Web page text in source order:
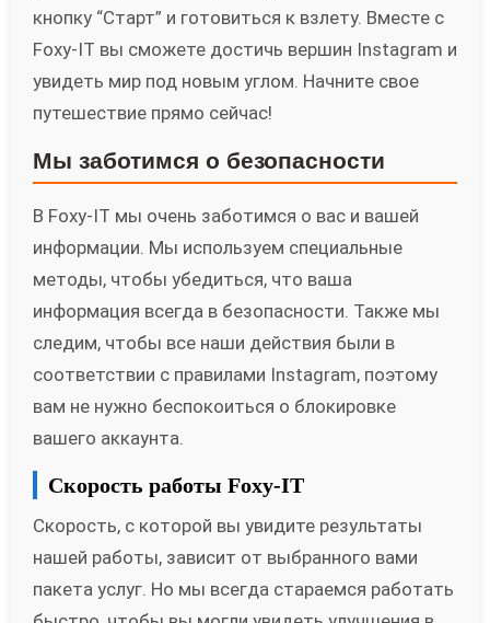
кнопку “Старт” и готовиться к взлету. Вместе с
Foxy-IT вы сможете достичь вершин Instagram и
увидеть мир под новым углом. Начните свое
путешествие прямо сейчас!
Мы заботимся о безопасности
В Foxy-IT мы очень заботимся о вас и вашей
информации. Мы используем специальные
методы, чтобы убедиться, что ваша
информация всегда в безопасности. Также мы
следим, чтобы все наши действия были в
соответствии с правилами Instagram, поэтому
вам не нужно беспокоиться о блокировке
вашего аккаунта.
Скорость работы Foxy-IT
Скорость, с которой вы увидите результаты
нашей работы, зависит от выбранного вами
пакета услуг. Но мы всегда стараемся работать